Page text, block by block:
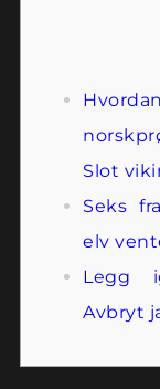
Slot
Seks
elv
Legg
Avbryt